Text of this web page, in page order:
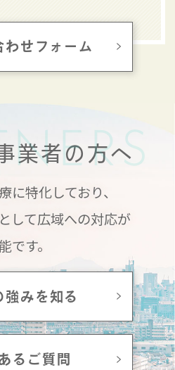
わせフォーム
業者の方へ
に特化しており、
して広域への対応が
です。
強みを知る
るご質問